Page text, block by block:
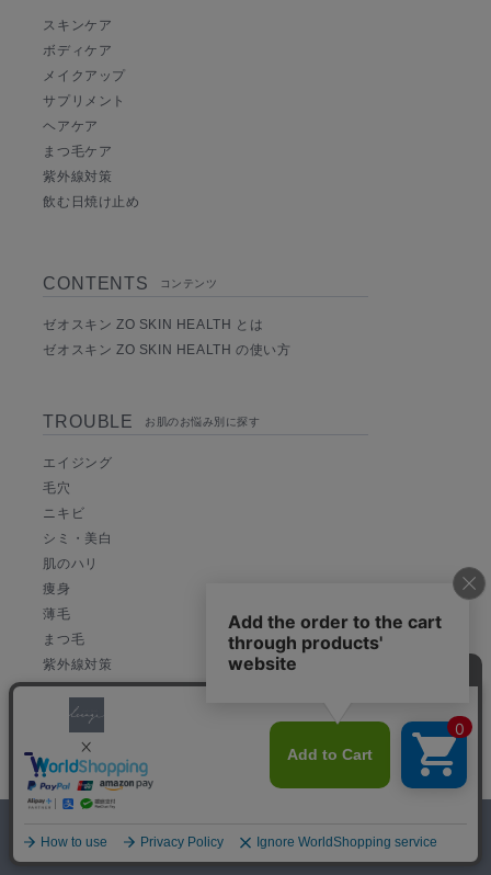
スキンケア
ボディケア
メイクアップ
サプリメント
ヘアケア
まつ毛ケア
紫外線対策
飲む日焼け止め
CONTENTS コンテンツ
ゼオスキン ZO SKIN HEALTH とは
ゼオスキン ZO SKIN HEALTH の使い方
TROUBLE お肌のお悩み別に探す
エイジング
毛穴
ニキビ
シミ・美白
肌のハリ
痩身
薄毛
まつ毛
紫外線対策
乾燥肌
敏感肌
混合肌
脂性肌
BRAND ブランド